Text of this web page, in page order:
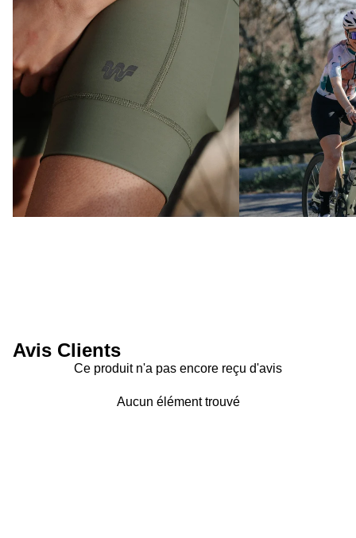
Avis Clients
Ce produit n'a pas encore reçu d'avis
Aucun élément trouvé